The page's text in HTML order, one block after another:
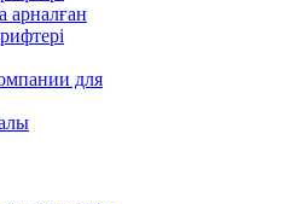
арналған
для